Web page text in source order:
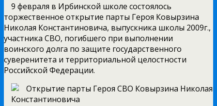
9 февраля в Ирбинской школе состоялось
торжественное открытие парты Героя Ковырзина
Николая Константиновича, выпускника школы 2009г.,
участника СВО, погибшего при выполнении
воинского долга по защите государственного
суверенитета и территориальной целостности
Российской Федерации.